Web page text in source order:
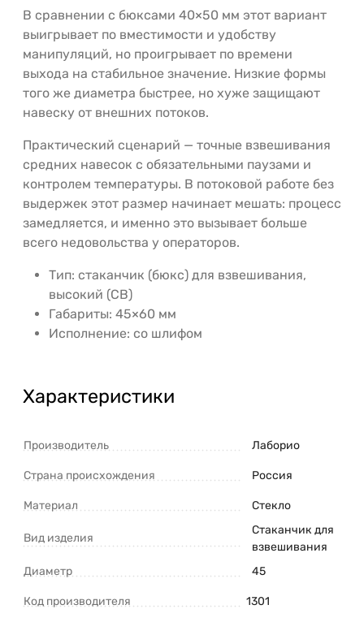
В сравнении с бюксами 40×50 мм этот вариант
выигрывает по вместимости и удобству
манипуляций, но проигрывает по времени
выхода на стабильное значение. Низкие формы
того же диаметра быстрее, но хуже защищают
навеску от внешних потоков.
Практический сценарий — точные взвешивания
средних навесок с обязательными паузами и
контролем температуры. В потоковой работе без
выдержек этот размер начинает мешать: процесс
замедляется, и именно это вызывает больше
всего недовольства у операторов.
Тип: стаканчик (бюкс) для взвешивания,
высокий (СВ)
Габариты: 45×60 мм
Исполнение: со шлифом
Характеристики
Производитель Лаборио
Страна происхождения Россия
Материал Стекло
Вид изделия
Стаканчик для
взвешивания
Диаметр
45
Код производителя 1301